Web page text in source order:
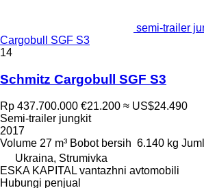
semi-trailer
Cargobull SGF S3
14
Schmitz Cargobull SGF S3
Rp 437.700.000 €21.200 ≈ US$24.490
Semi-trailer jungkit
2017
Volume 27 m³ Bobot bersih 6.140 kg
Ukraina, Strumivka
ESKA KAPITAL vantazhni avtomobili
Hubungi penjual